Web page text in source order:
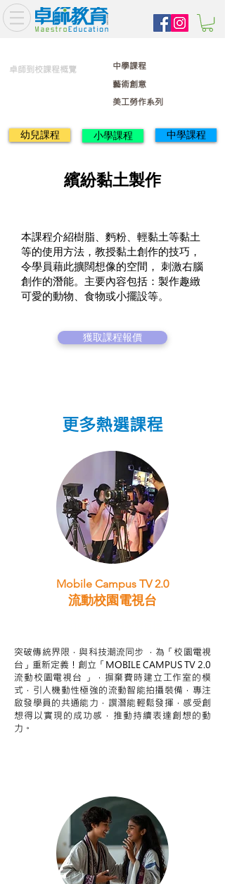
卓師到校課程概覽
藝術創意
美工勞作系列
中學課程
幼兒課程 小學課程 中學課程
本課程介紹樹脂、麪粉、輕黏土等黏土
等的使用方法，教授黏土創作的技巧，
令學員藉此擴闊想像的空間， 刺激右腦
創作的潛能。主要內容包括：製作趣緻
可愛的動物、食物或小擺設等。
獲取課程報價
繽紛黏土製作
更多熱選課程
Mobile Campus TV 2.0
流動校園電視台
突破傳統界限，與科技潮流同步 ，為「校園電視
台」重新定義！創立「MOBILE CAMPUS TV 2.0
流動校園電視台 」，摒棄費時建立工作室的模
式，引人機動性極強的流動智能拍攝裝備，專注
啟發學員的共通能力，譔潛能輕鬆發揮，感受創
想得以實現的成功感，推動持續表達創想的動
力。